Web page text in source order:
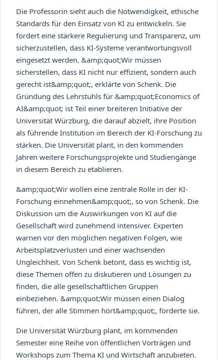
Die Professorin sieht auch die Notwendigkeit, ethische
Standards für den Einsatz von KI zu entwickeln. Sie
fordert eine stärkere Regulierung und Transparenz, um
sicherzustellen, dass KI-Systeme verantwortungsvoll
eingesetzt werden. &amp;quot;Wir müssen
sicherstellen, dass KI nicht nur effizient, sondern auch
gerecht ist&amp;quot;, erklärte von Schenk. Die
Gründung des Lehrstuhls für &amp;quot;Economics of
AI&amp;quot; ist Teil einer breiteren Initiative der
Universität Würzburg, die darauf abzielt, ihre Position
als führende Institution im Bereich der KI-Forschung zu
stärken. Die Universität plant, in den kommenden
Jahren weitere Forschungsprojekte und Studiengänge
in diesem Bereich zu etablieren.
&amp;quot;Wir wollen eine zentrale Rolle in der KI-
Forschung einnehmen&amp;quot;, so von Schenk. Die
Diskussion um die Auswirkungen von KI auf die
Gesellschaft wird zunehmend intensiver. Experten
warnen vor den möglichen negativen Folgen, wie
Arbeitsplatzverlusten und einer wachsenden
Ungleichheit. Von Schenk betont, dass es wichtig ist,
diese Themen offen zu diskutieren und Lösungen zu
finden, die alle gesellschaftlichen Gruppen
einbeziehen. &amp;quot;Wir müssen einen Dialog
führen, der alle Stimmen hört&amp;quot;, forderte sie.
Die Universität Würzburg plant, im kommenden
Semester eine Reihe von öffentlichen Vorträgen und
Workshops zum Thema KI und Wirtschaft anzubieten.